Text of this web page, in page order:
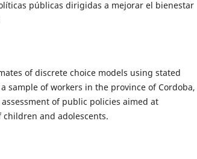
públicas dirigidas a mejorar el bienestar
of discrete choice models using stated
sample of workers in the province of Cordoba,
of public policies aimed at
and adolescents.